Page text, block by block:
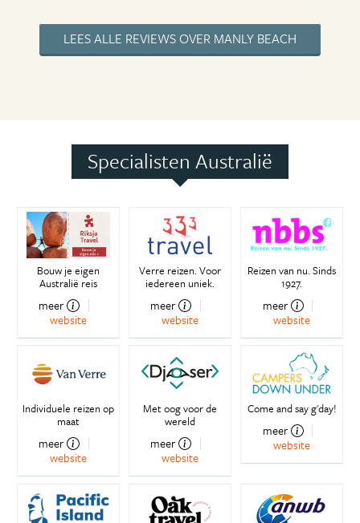
LEES ALLE REVIEWS OVER MANLY BEACH
Specialisten Australië
Bouw je eigen
Australië reis
meer
website
Verre reizen. Voor
iedereen uniek.
meer
website
Reizen van nu. Sinds
1927.
meer
website
Individuele reizen op
maat
meer
website
Met oog voor de
wereld
meer
website
Come and say g'day!
meer
website